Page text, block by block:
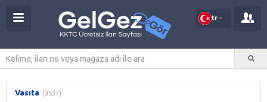
tr
Vasıta (3537)